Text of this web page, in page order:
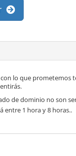
lo que
de dominio no son
entre 1 hora y 8 horas..